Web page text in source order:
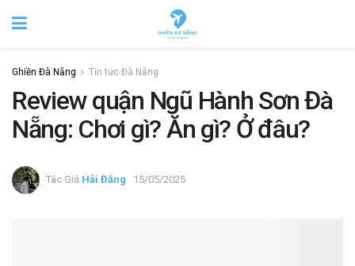
Ghiền Đà Nẵng Tin tức Đà Nẵng
Review quận Ngũ Hành Sơn Đà
Nẵng: Chơi gì? Ăn gì? Ở đâu?
Tác Giả Hải Đăng 15/05/2025